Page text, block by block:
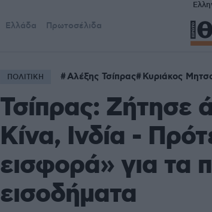
Ελλάδα Πρωτοσέλιδα
ΠΟΛΙΤΙΚΗ Αλέξης Τσίπρας Κυριάκος
Τσίπρας: Ζήτησε
Κίνα, Ινδία -
εισφορά» για τα
εισοδήματα